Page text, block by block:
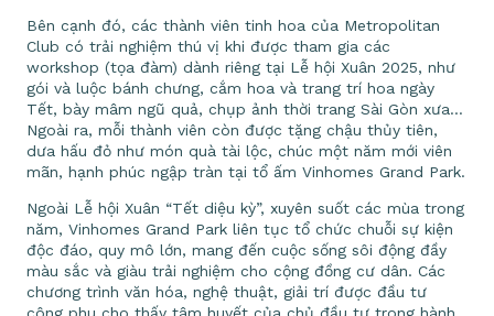
Bên cạnh đó, các thành viên tinh hoa của Metropolitan
Club có trải nghiệm thú vị khi được tham gia các
workshop (tọa đàm) dành riêng tại Lễ hội Xuân 2025, như
gói và luộc bánh chưng, cắm hoa và trang trí hoa ngày
Tết, bày mâm ngũ quả, chụp ảnh thời trang Sài Gòn xưa…
Ngoài ra, mỗi thành viên còn được tặng chậu thủy tiên,
dưa hấu đỏ như món quà tài lộc, chúc một năm mới viên
mãn, hạnh phúc ngập tràn tại tổ ấm Vinhomes Grand Park.
Ngoài Lễ hội Xuân “Tết diệu kỳ”, xuyên suốt các mùa trong
năm, Vinhomes Grand Park liên tục tổ chức chuỗi sự kiện
độc đáo, quy mô lớn, mang đến cuộc sống sôi động đầy
màu sắc và giàu trải nghiệm cho cộng đồng cư dân. Các
chương trình văn hóa, nghệ thuật, giải trí được đầu tư